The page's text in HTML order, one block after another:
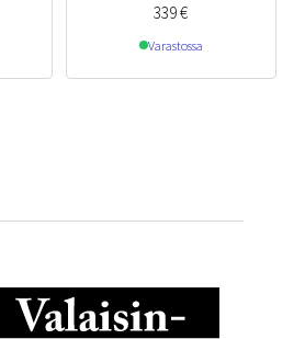
339€
Varastossa